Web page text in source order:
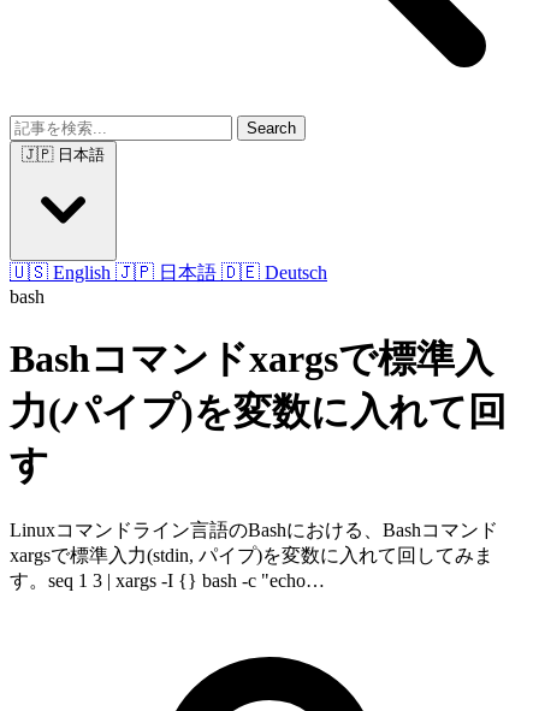
Search
🇺🇸 English 🇯🇵 日本語 🇩🇪 Deutsch
bash
Bashコマンドxargsで標準入
力(パイプ)を変数に入れて回
す
Linuxコマンドライン言語のBashにおける、Bashコマンド
xargsで標準入力(stdin, パイプ)を変数に入れて回してみま
す。seq 1 3 | xargs -I {} bash -c "echo…